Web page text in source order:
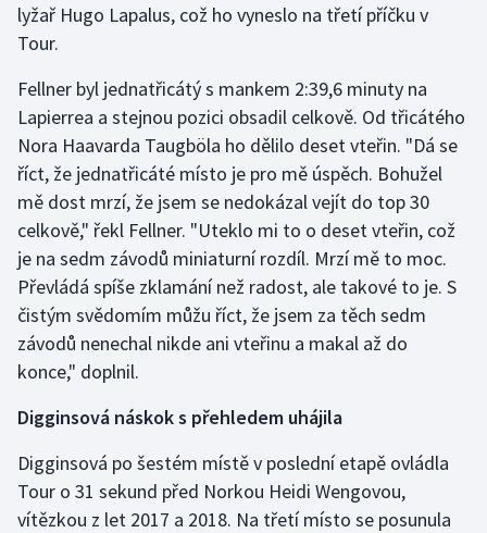
Triatlon
Veslování
Vodní slalom
Volejbal
Ostatní
lyžař Hugo Lapalus, což ho vyneslo na třetí příčku v
Tour.
Fellner byl jednatřicátý s mankem 2:39,6 minuty na
Lapierrea a stejnou pozici obsadil celkově. Od třicátého
Nora Haavarda Taugböla ho dělilo deset vteřin. "Dá se
říct, že jednatřicáté místo je pro mě úspěch. Bohužel
mě dost mrzí, že jsem se nedokázal vejít do top 30
celkově," řekl Fellner. "Uteklo mi to o deset vteřin, což
je na sedm závodů miniaturní rozdíl. Mrzí mě to moc.
Převládá spíše zklamání než radost, ale takové to je. S
čistým svědomím můžu říct, že jsem za těch sedm
závodů nenechal nikde ani vteřinu a makal až do
konce," doplnil.
Digginsová náskok s přehledem uhájila
Digginsová po šestém místě v poslední etapě ovládla
Tour o 31 sekund před Norkou Heidi Wengovou,
vítězkou z let 2017 a 2018. Na třetí místo se posunula